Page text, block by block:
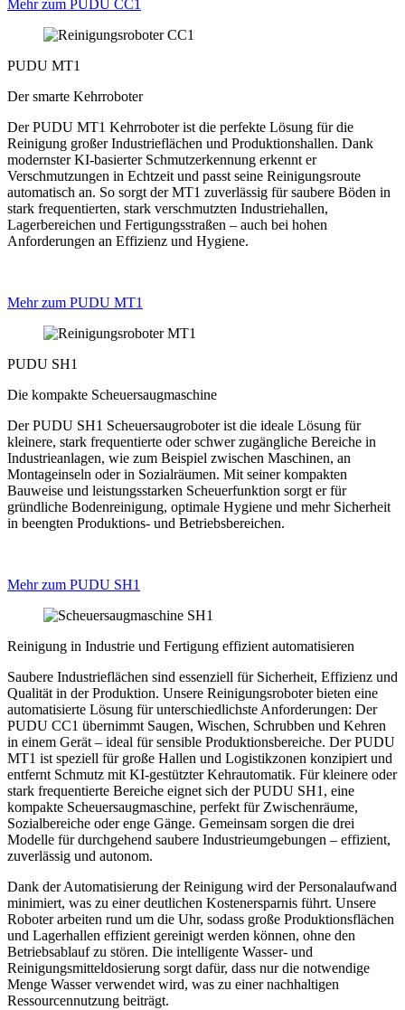
Mehr zum PUDU CC1
PUDU MT1
Der smarte Kehrroboter
Der PUDU MT1 Kehrroboter ist die perfekte Lösung für die
Reinigung großer Industrieflächen und Produktionshallen. Dank
modernster KI-basierter Schmutzerkennung erkennt er
Verschmutzungen in Echtzeit und passt seine Reinigungsroute
automatisch an. So sorgt der MT1 zuverlässig für saubere Böden in
stark frequentierten, stark verschmutzten Industriehallen,
Lagerbereichen und Fertigungsstraßen – auch bei hohen
Anforderungen an Effizienz und Hygiene.
Mehr zum PUDU MT1
PUDU SH1
Die kompakte Scheuersaugmaschine
Der PUDU SH1 Scheuersaugroboter ist die ideale Lösung für
kleinere, stark frequentierte oder schwer zugängliche Bereiche in
Industrieanlagen, wie zum Beispiel zwischen Maschinen, an
Montageinseln oder in Sozialräumen. Mit seiner kompakten
Bauweise und leistungsstarken Scheuerfunktion sorgt er für
gründliche Bodenreinigung, optimale Hygiene und mehr Sicherheit
in beengten Produktions- und Betriebsbereichen.
Mehr zum PUDU SH1
Reinigung in Industrie und Fertigung effizient automatisieren
Saubere Industrieflächen sind essenziell für Sicherheit, Effizienz und
Qualität in der Produktion. Unsere Reinigungsroboter bieten eine
automatisierte Lösung für unterschiedlichste Anforderungen: Der
PUDU CC1 übernimmt Saugen, Wischen, Schrubben und Kehren
in einem Gerät – ideal für sensible Produktionsbereiche. Der PUDU
MT1 ist speziell für große Hallen und Logistikzonen konzipiert und
entfernt Schmutz mit KI-gestützter Kehrautomatik. Für kleinere oder
stark frequentierte Bereiche eignet sich der PUDU SH1, eine
kompakte Scheuersaugmaschine, perfekt für Zwischenräume,
Sozialbereiche oder enge Gänge. Gemeinsam sorgen die drei
Modelle für durchgehend saubere Industrieumgebungen – effizient,
zuverlässig und autonom.
Dank der Automatisierung der Reinigung wird der Personalaufwand
minimiert, was zu einer deutlichen Kostenersparnis führt. Unsere
Roboter arbeiten rund um die Uhr, sodass große Produktionsflächen
und Lagerhallen effizient gereinigt werden können, ohne den
Betriebsablauf zu stören. Die intelligente Wasser- und
Reinigungsmitteldosierung sorgt dafür, dass nur die notwendige
Menge Wasser verwendet wird, was zu einer nachhaltigen
Ressourcennutzung beiträgt.